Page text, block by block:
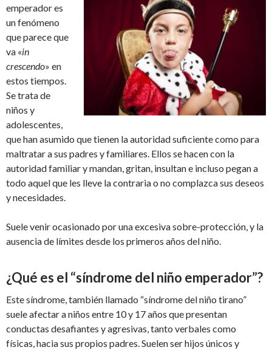
emperador es
un fenómeno
que parece que
va «in
crescendo» en
estos tiempos.
Se trata de
niños y
adolescentes,
que han asumido que tienen la autoridad suficiente como para
maltratar a sus padres y familiares. Ellos se hacen con la
autoridad familiar y mandan, gritan, insultan e incluso pegan a
todo aquel que les lleve la contraria o no complazca sus deseos
y necesidades.
Suele venir ocasionado por una excesiva sobre-protección, y la
ausencia de límites desde los primeros años del niño.
¿Qué es el “síndrome del niño emperador”?
Este síndrome, también llamado “síndrome del niño tirano”
suele afectar a niños entre 10 y 17 años que presentan
conductas desafiantes y agresivas, tanto verbales como
físicas, hacia sus propios padres. Suelen ser hijos únicos y